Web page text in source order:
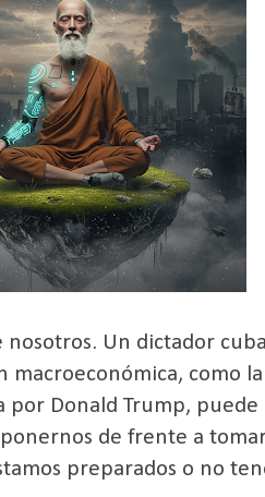
nosotros. Un dictador
macroeconómica, como
por Donald Trump,
de frente a
preparados o no